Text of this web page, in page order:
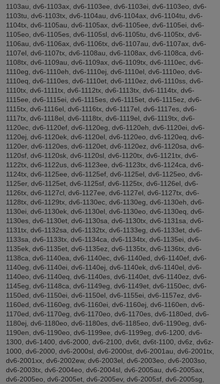
1103au, dv6-1103ax, dv6-1103ee, dv6-1103ei, dv6-1103eo, dv6-
1103tu, dv6-1103tx, dv6-1104au, dv6-1104ax, dv6-1104tu, dv6-
1104tx, dv6-1105au, dv6-1105ax, dv6-1105ee, dv6-1105ei, dv6-
1105eo, dv6-1105es, dv6-1105sl, dv6-1105tu, dv6-1105tx, dv6-
1106au, dv6-1106ax, dv6-1106tx, dv6-1107au, dv6-1107ax, dv6-
1107el, dv6-1107tx, dv6-1108au, dv6-1108ax, dv6-1108ca, dv6-
1108tx, dv6-1109au, dv6-1109ax, dv6-1109tx, dv6-1110ec, dv6-
1110eg, dv6-1110eh, dv6-1110ej, dv6-1110el, dv6-1110eo, dv6-
1110eq, dv6-1110es, dv6-1110et, dv6-1110ez, dv6-1110ss, dv6-
1110tx, dv6-1111tx, dv6-1112tx, dv6-1113tx, dv6-1114tx, dv6-
1115ee, dv6-1115ei, dv6-1115es, dv6-1115et, dv6-1115ez, dv6-
1115tx, dv6-1116el, dv6-1116tx, dv6-1117el, dv6-1117es, dv6-
1117tx, dv6-1118el, dv6-1118tx, dv6-1119el, dv6-1119tx, dv6-
1120ec, dv6-1120ef, dv6-1120eg, dv6-1120eh, dv6-1120ei, dv6-
1120ej, dv6-1120ek, dv6-1120el, dv6-1120eo, dv6-1120eq, dv6-
1120er, dv6-1120es, dv6-1120et, dv6-1120ez, dv6-1120sa, dv6-
1120sf, dv6-1120sk, dv6-1120sl, dv6-1120tx, dv6-1121tx, dv6-
1122tx, dv6-1122us, dv6-1123ee, dv6-1123tx, dv6-1124ca, dv6-
1124tx, dv6-1125ee, dv6-1125ef, dv6-1125el, dv6-1125eo, dv6-
1125er, dv6-1125et, dv6-1125sf, dv6-1125tx, dv6-1126el, dv6-
1126tx, dv6-1127cl, dv6-1127ee, dv6-1127el, dv6-1127tx, dv6-
1128tx, dv6-1129tx, dv6-1130ec, dv6-1130eg, dv6-1130eh, dv6-
1130ei, dv6-1130ek, dv6-1130el, dv6-1130eo, dv6-1130eq, dv6-
1130es, dv6-1130et, dv6-1130sa, dv6-1130tx, dv6-1131sa, dv6-
1131tx, dv6-1132sa, dv6-1132tx, dv6-1133eg, dv6-1133et, dv6-
1133sa, dv6-1133tx, dv6-1134ca, dv6-1134tx, dv6-1135ei, dv6-
1135ek, dv6-1135et, dv6-1135ez, dv6-1135tx, dv6-1136tx, dv6-
1138ca, dv6-1140ea, dv6-1140ec, dv6-1140ed, dv6-1140ef, dv6-
1140eg, dv6-1140ei, dv6-1140ej, dv6-1140ek, dv6-1140el, dv6-
1140eo, dv6-1140eq, dv6-1140es, dv6-1140et, dv6-1140ez, dv6-
1145eg, dv6-1148ca, dv6-1149eg, dv6-1149et, dv6-1150ec, dv6-
1150ed, dv6-1150ei, dv6-1150el, dv6-1155ei, dv6-1157ez, dv6-
1160ed, dv6-1160eg, dv6-1160ei, dv6-1160ej, dv6-1160en, dv6-
1170ed, dv6-1170eg, dv6-1170eo, dv6-1170es, dv6-1180ed, dv6-
1180ej, dv6-1180eo, dv6-1180es, dv6-1185eo, dv6-1190eg, dv6-
1190en, dv6-1190eo, dv6-1199ee, dv6-1199eg, dv6-1200, dv6-
1300, dv6-1400, dv6-2000, dv6-2100, dv6t, dv6t-1100, dv6z, dv6z-
1000, dv6-2000, dv6-2000sl, dv6-2000st, dv6-2001au, dv6-2001tx,
dv6-2001xx, dv6-2002ew, dv6-2003el, dv6-2003eo, dv6-2003so,
dv6-2003tx, dv6-2004eo, dv6-2004sl, dv6-2005au, dv6-2005ax,
dv6-2005eo, dv6-2005et, dv6-2005ev, dv6-2005sf, dv6-2005sg,